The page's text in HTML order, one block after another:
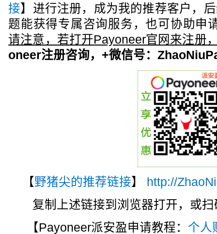
接】进行注册，成为我的推荐客户，
题能获得专属咨询服务，也可协助申
请注意，若打开Payoneer官网来注册
oneer注册咨询，+微信号：
【野猪尖的推荐链接】
http://
复制上述链接到浏览器打开，或
【Payoneer派安盈申请教程： 个人